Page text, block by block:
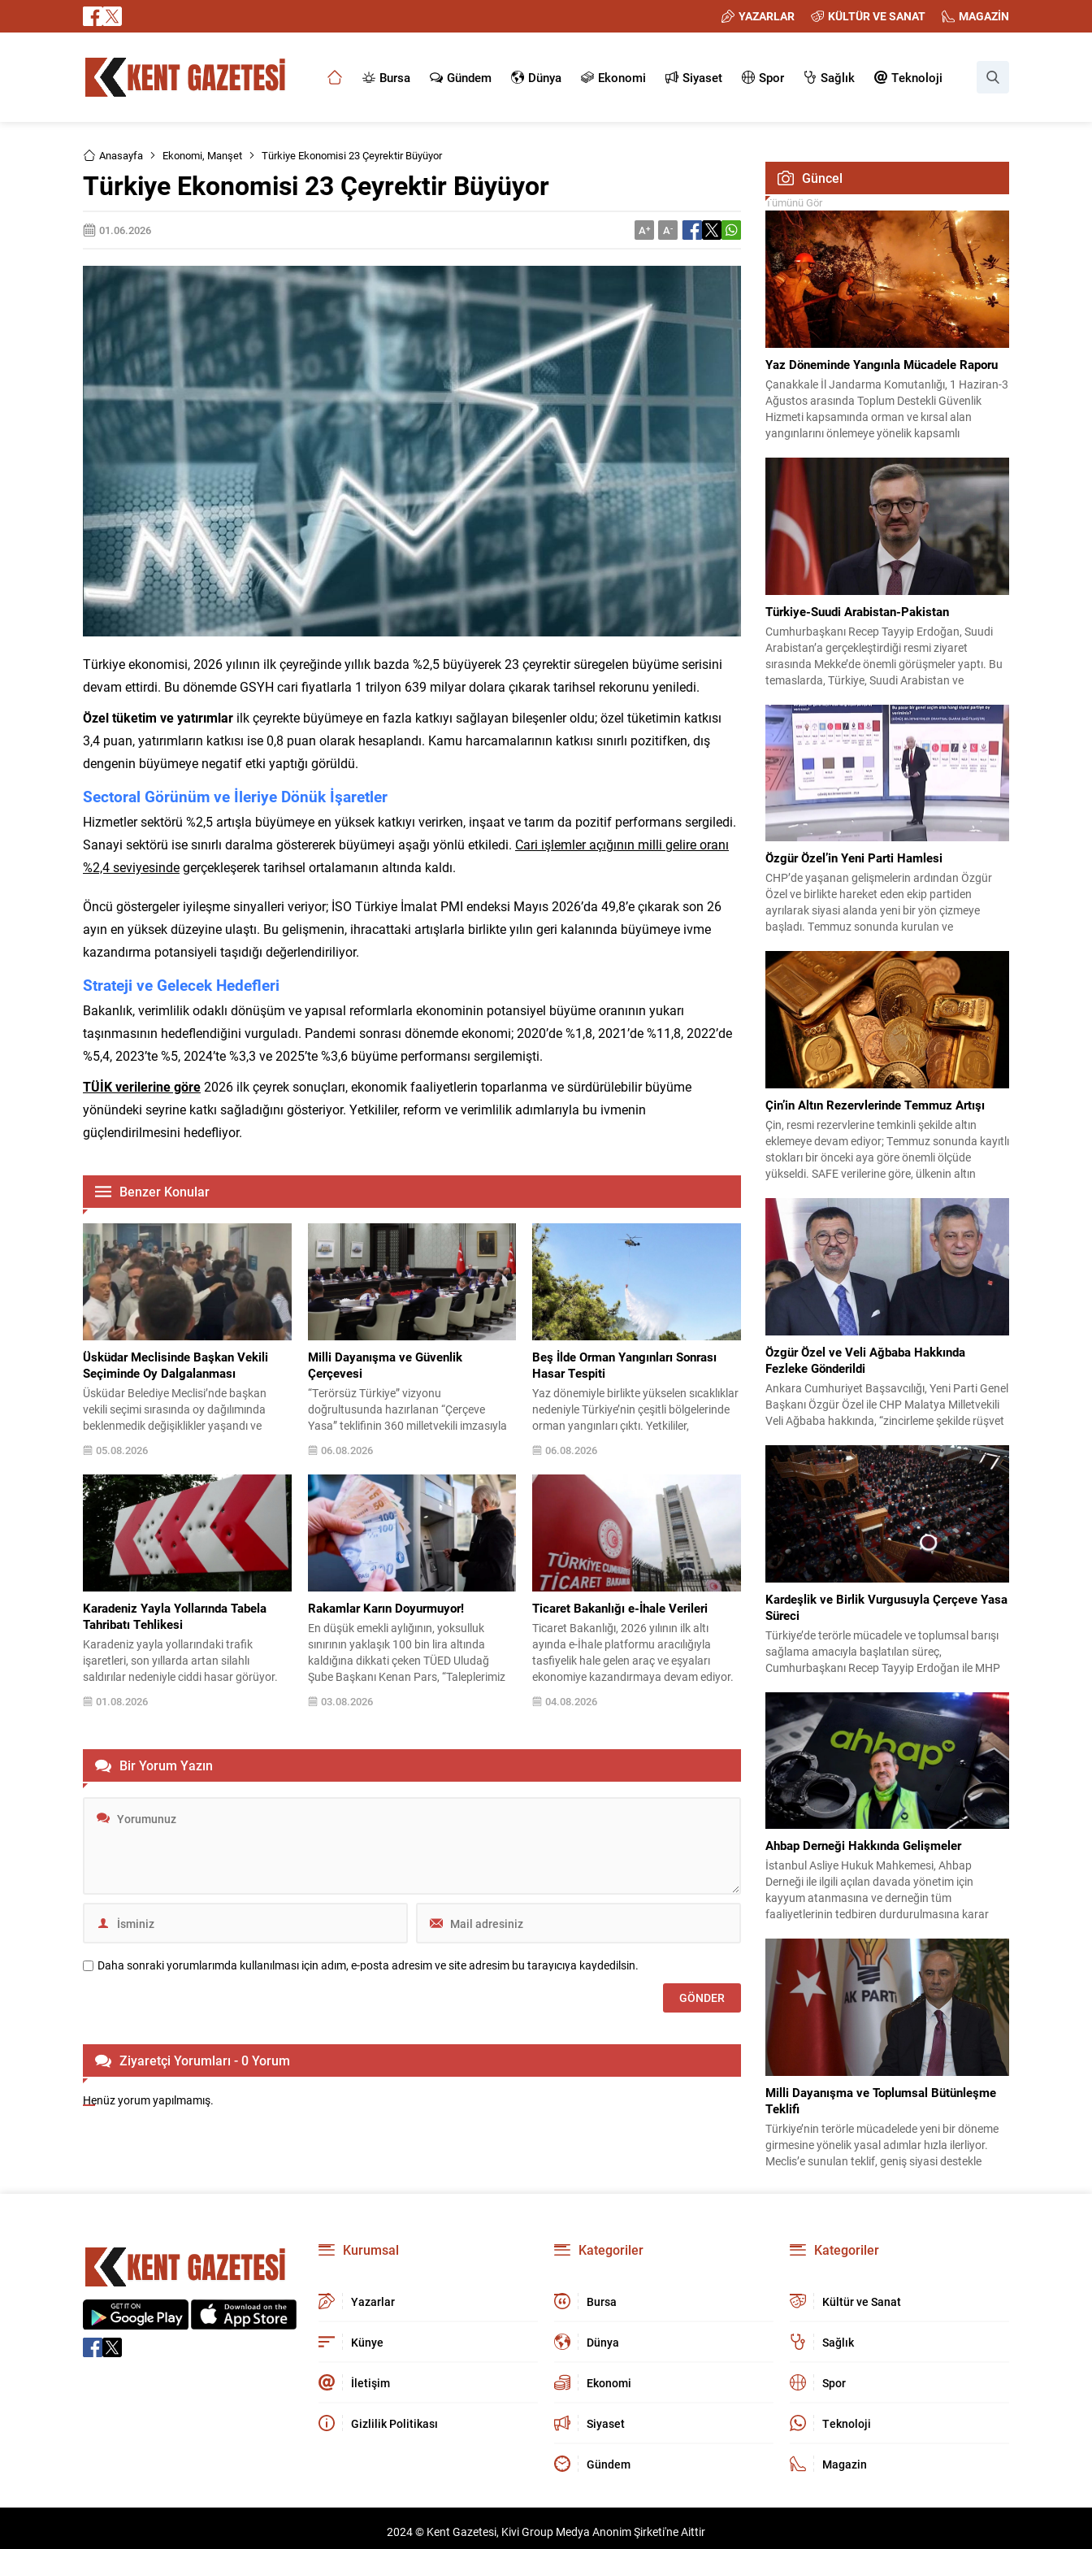
YAZARLAR KÜLTÜR VE SANAT MAGAZİN
Bursa Gündem Dünya Ekonomi Siyaset Spor Sağlık Teknoloji
Anasayfa Ekonomi, Manşet Türkiye Ekonomisi 23 Çeyrektir Büyüyor
Türkiye Ekonomisi 23 Çeyrektir Büyüyor
01.06.2026 A+ A-
Türkiye ekonomisi, 2026 yılının ilk çeyreğinde yıllık bazda %2,5 büyüyerek 23 çeyrektir süregelen büyüme serisini
devam ettirdi. Bu dönemde GSYH cari fiyatlarla 1 trilyon 639 milyar dolara çıkarak tarihsel rekorunu yeniledi.
Özel tüketim ve yatırımlar ilk çeyrekte büyümeye en fazla katkıyı sağlayan bileşenler oldu; özel tüketimin katkısı
3,4 puan, yatırımların katkısı ise 0,8 puan olarak hesaplandı. Kamu harcamalarının katkısı sınırlı pozitifken, dış
dengenin büyümeye negatif etki yaptığı görüldü.
Sectoral Görünüm ve İleriye Dönük İşaretler
Hizmetler sektörü %2,5 artışla büyümeye en yüksek katkıyı verirken, inşaat ve tarım da pozitif performans sergiledi.
Sanayi sektörü ise sınırlı daralma göstererek büyümeyi aşağı yönlü etkiledi. Cari işlemler açığının milli gelire oranı
%2,4 seviyesindegerçekleşerek tarihsel ortalamanın altında kaldı.
Öncü göstergeler iyileşme sinyalleri veriyor; İSO Türkiye İmalat PMI endeksi Mayıs 2026’da 49,8’e çıkarak son 26
ayın en yüksek düzeyine ulaştı. Bu gelişmenin, ihracattaki artışlarla birlikte yılın geri kalanında büyümeye ivme
kazandırma potansiyeli taşıdığı değerlendiriliyor.
Strateji ve Gelecek Hedefleri
Bakanlık, verimlilik odaklı dönüşüm ve yapısal reformlarla ekonominin potansiyel büyüme oranının yukarı
taşınmasının hedeflendiğini vurguladı. Pandemi sonrası dönemde ekonomi; 2020’de %1,8, 2021’de %11,8, 2022’de
%5,4, 2023’te %5, 2024’te %3,3 ve 2025’te %3,6 büyüme performansı sergilemişti.
TÜİK verilerine göre2026 ilk çeyrek sonuçları, ekonomik faaliyetlerin toparlanma ve sürdürülebilir büyüme
yönündeki seyrine katkı sağladığını gösteriyor. Yetkililer, reform ve verimlilik adımlarıyla bu ivmenin
güçlendirilmesini hedefliyor.
Benzer Konular
Üsküdar Meclisinde Başkan Vekili
Seçiminde Oy Dalgalanması
Üsküdar Belediye Meclisi’nde başkan
vekili seçimi sırasında oy dağılımında
beklenmedik değişiklikler yaşandı ve
meclis oturumunda gergin anlar oluştu.
Soruşturma kapsamında görevden
uzaklaştırılan Sinem Dedetaş’ın yerine
seçilecek isim için yapılan oylamalarda
parti içi dengeler gündemin merkezine
oturdu. CHP’nin adayı Sibel Tan
Çetinkaya ile AK Parti’nin adayı Dündar
Ziya Gültekin arasında geçen...
05.08.2026
Milli Dayanışma ve Güvenlik
Çerçevesi
“Terörsüz Türkiye” vizyonu
doğrultusunda hazırlanan “Çerçeve
Yasa” teklifinin 360 milletvekili imzasıyla
TBMM Başkanlığı’na sunulmasının
ardından konu, Milli Güvenlik Kurulu
(MGK) toplantısında ele alınmıştır.
Toplantı sonrası yayımlanan sekiz
maddelik bildiri, ülke güvenliği ve bölgesel
gelişmelere dair değerlendirmeleri
içermektedir. Yaklaşık 2 saat 15 dakika
süren oturumun sonuç metninde; terörle
mücadele, bölgesel istikrar,...
06.08.2026
Beş İlde Orman Yangınları Sonrası
Hasar Tespiti
Yaz dönemiyle birlikte yükselen sıcaklıklar
nedeniyle Türkiye’nin çeşitli bölgelerinde
orman yangınları çıktı. Yetkililer,
yangınların büyük ölçüde kontrol altına
alınmasına rağmen riskin sürmesi
nedeniyle vatandaşları dikkatli olmaya
çağırıyor. Çevre, Şehircilik ve İklim
Değişikliği Bakanı Murat Kurum, beş ilde
yapılan hasar tespitlerinin sonuçlarını
paylaştı ve etkilenenlerin yanında
olunacağını vurguladı. Kayıtlar ve tespit...
06.08.2026
Karadeniz Yayla Yollarında Tabela
Tahribatı Tehlikesi
Karadeniz yayla yollarındaki trafik
işaretleri, son yıllarda artan silahlı
saldırılar nedeniyle ciddi hasar görüyor.
Kurşun izleriyle delik deşik olan levhalar,
özellikle gece ve sisli havalarda
zamanında fark edilmesini
engellediğinden, dar ve virajlı
güzergâhlarda kaza riskini yükseltiyor.
01.08.2026
Rakamlar Karın Doyurmuyor!
En düşük emekli aylığının, yoksulluk
sınırının yaklaşık 100 bin lira altında
kaldığına dikkati çeken TÜED Uludağ
Şube Başkanı Kenan Pars, “Taleplerimiz
karşılanmadıkça aradaki uçurum
derinleşecek.” dedi. TÜİK’e göre
03.08.2026
Ticaret Bakanlığı e-İhale Verileri
Ticaret Bakanlığı, 2026 yılının ilk altı
ayında e-İhale platformu aracılığıyla
tasfiyelik hale gelen araç ve eşyaları
ekonomiye kazandırmaya devam ediyor.
Bu dönemde gerçekleştirilen ihaleler ve
elde edilen gelirler kamuoyuyla paylaşıldı.
04.08.2026
Bir Yorum Yazın
Daha sonraki yorumlarımda kullanılması için adım, e-posta adresim ve site adresim bu tarayıcıya kaydedilsin.
Ziyaretçi Yorumları - 0 Yorum
Henüz yorum yapılmamış.
Güncel
Tümünü Gör
Yaz Döneminde Yangınla Mücadele Raporu
Çanakkale İl Jandarma Komutanlığı, 1 Haziran-3
Ağustos arasında Toplum Destekli Güvenlik
Hizmeti kapsamında orman ve kırsal alan
yangınlarını önlemeye yönelik kapsamlı
görev yapan 178 tim ve 742 personel, sahada
aktif olarak halkı bilinçlendirdi ve denetim
faaliyetleri gerçekleştirdi. Faaliyetler esnasında
bin 315 biçerdöver ve balya...
Türkiye-Suudi Arabistan-Pakistan
Cumhurbaşkanı Recep Tayyip Erdoğan, Suudi
Arabistan’a gerçekleştirdiği resmi ziyaret
sırasında Mekke’de önemli görüşmeler yaptı. Bu
temaslarda, Türkiye, Suudi Arabistan ve
birliği çerçevesi oluşturuldu. Ziyaretin en somut
çıktısı, üç ülkenin imza attığı Mekke Ortak
Savunma Anlaşması oldu. Anlaşma; ortak
güvenlik yaklaşımıyla bölgesel barış, istikrar...
Özgür Özel’in Yeni Parti Hamlesi
CHP’de yaşanan gelişmelerin ardından Özgür
Özel ve birlikte hareket eden ekip partiden
ayrılarak siyasi alanda yeni bir yön çizmeye
başladı. Temmuz sonunda kurulan ve
kısa sürede muhalif medyanın gündemine girdi.
Kuruluşun hemen ardından bazı anket sonuçları
kamuoyuna yansıyınca, partinin tabanda karşılık
bulduğu iddiaları gündemi...
Çin’in Altın Rezervlerinde Temmuz Artışı
Çin, resmi rezervlerine temkinli şekilde altın
eklemeye devam ediyor; Temmuz sonunda kayıtlı
stokları bir önceki aya göre önemli ölçüde
yükseldi. SAFE verilerine göre, ülkenin altın
göstererek 76.080.000 ons seviyesine ulaştı. Bu
artış, Çin’in aylık alımlarında yıl içinde dikkat
çeken bir yükselişi temsil ediyor. Temmuz...
Özgür Özel ve Veli Ağbaba Hakkında
Fezleke Gönderildi
Ankara Cumhuriyet Başsavcılığı, Yeni Parti Genel
Başkanı Özgür Özel ile CHP Malatya Milletvekili
Veli Ağbaba hakkında, “zincirleme şekilde rüşvet
Adalet Bakanlığı’na sevk etti. Fezlekeler, 31 Mart
2024 yerel seçimleri ve 4-5 Kasım 2023’teki CHP
38. Olağan Kurultayı sürecine ilişkin iddiaları
kapsıyor. Daha önce Antalya ve İstanbul...
Kardeşlik ve Birlik Vurgusuyla Çerçeve Yasa
Süreci
Türkiye’de terörle mücadele ve toplumsal barışı
sağlama amacıyla başlatılan süreç,
Cumhurbaşkanı Recep Tayyip Erdoğan ile MHP
bir döneme girdi. Yaklaşık iki yıldır devam eden
çalışmaların ardından şimdi sürecin yasal zemini,
12 maddelik bir çerçeve yasa ile şekillendiriliyor.
Bugün komisyonda görüşülecek olan bu yasa
taslağı,...
Ahbap Derneği Hakkında Gelişmeler
İstanbul Asliye Hukuk Mahkemesi, Ahbap
Derneği ile ilgili açılan davada yönetim için
kayyum atanmasına ve derneğin tüm
faaliyetlerinin tedbiren durdurulmasına karar
kararı verilmiş olup son adım doğrudan yönetime
ilişkin bir tedbir niteliği taşıyor. İstanbul Emniyet
Müdürlüğü Mali Suçlarla Mücadele Şube
Müdürlüğü ve İstanbul...
Milli Dayanışma ve Toplumsal Bütünleşme
Teklifi
Türkiye’nin terörle mücadelede yeni bir döneme
girmesine yönelik yasal adımlar hızla ilerliyor.
Meclis’e sunulan teklif, geniş siyasi destekle
verildiğini belirterek, hem siyasi hem de
toplumsal düzeyde önemli bir destek
Kurumsal
Yazarlar
Künye
İletişim
Gizlilik Politikası
Kategoriler
Bursa
Dünya
Ekonomi
Siyaset
Gündem
Kategoriler
Kültür ve Sanat
Sağlık
Spor
Teknoloji
Magazin
2024 © Kent Gazetesi, Kivi Group Medya Anonim Şirketi'ne Aittir